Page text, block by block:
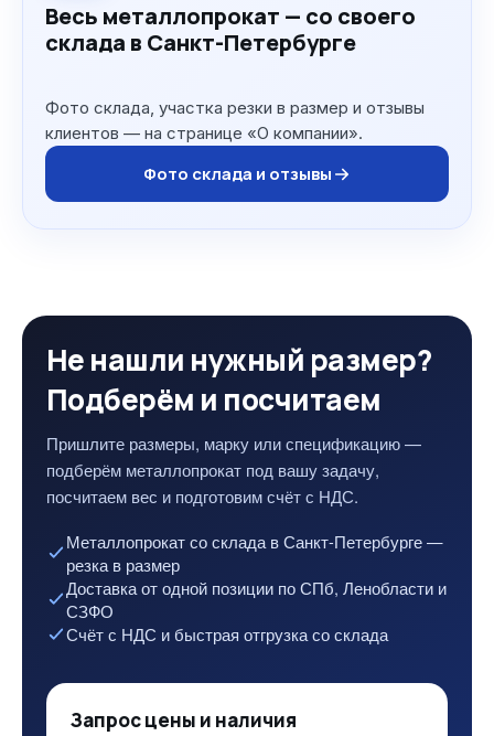
Весь металлопрокат — со своего
склада в Санкт-Петербурге
Фото склада, участка резки в размер и отзывы
клиентов — на странице «О компании».
Фото склада и отзывы
Не нашли нужный размер?
Подберём и посчитаем
Пришлите размеры, марку или спецификацию —
подберём металлопрокат под вашу задачу,
посчитаем вес и подготовим счёт с НДС.
Металлопрокат со склада в Санкт-Петербурге —
резка в размер
Доставка от одной позиции по СПб, Ленобласти и
СЗФО
Счёт с НДС и быстрая отгрузка со склада
Запрос цены и наличия